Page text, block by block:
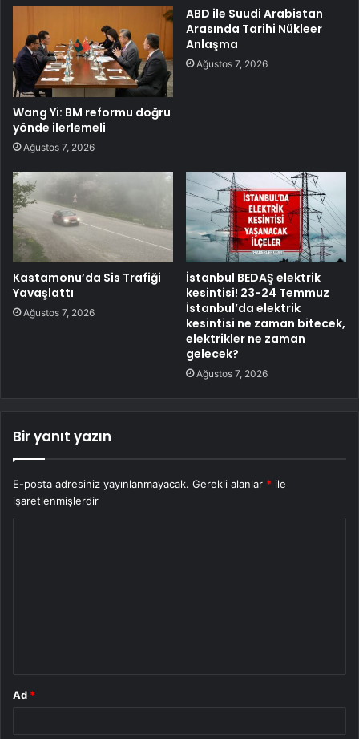
Wang Yi: BM reformu doğru
yönde ilerlemeli
Ağustos 7, 2026
ABD ile Suudi Arabistan
Arasında Tarihi Nükleer
Anlaşma
Ağustos 7, 2026
Kastamonu’da Sis Trafiği
Yavaşlattı
Ağustos 7, 2026
İstanbul BEDAŞ elektrik
kesintisi! 23-24 Temmuz
İstanbul’da elektrik
kesintisi ne zaman bitecek,
elektrikler ne zaman
gelecek?
Ağustos 7, 2026
Bir yanıt yazın
E-posta adresiniz yayınlanmayacak. Gerekli alanlar * ile
işaretlenmişlerdir
Ad *